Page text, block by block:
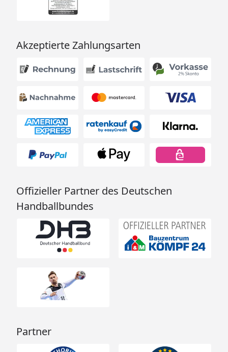
Akzeptierte Zahlungsarten
Offizieller Partner des Deutschen
Handballbundes
Partner